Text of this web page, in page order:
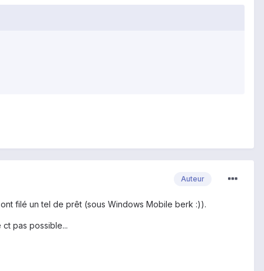
Auteur
filé un tel de prêt (sous Windows Mobile berk :)).
pas possible...